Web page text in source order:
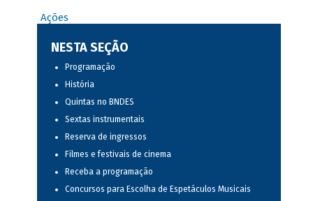
Ações
NESTA SEÇÃO
Programação
História
Quintas no BNDES
Sextas instrumentais
Reserva de ingressos
Filmes e festivais de cinema
Receba a programação
Concursos para Escolha de Espetáculos Musicais